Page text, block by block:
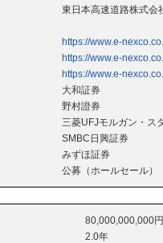
東日本高速道路株式会
https://www.e-
https://www.e-
https://www.e-
大和証券
野村證券
三菱UFJモルガン・ス
SMBC日興証券
みずほ証券
公募（ホールセール）
80,000,000,000円
2.0年